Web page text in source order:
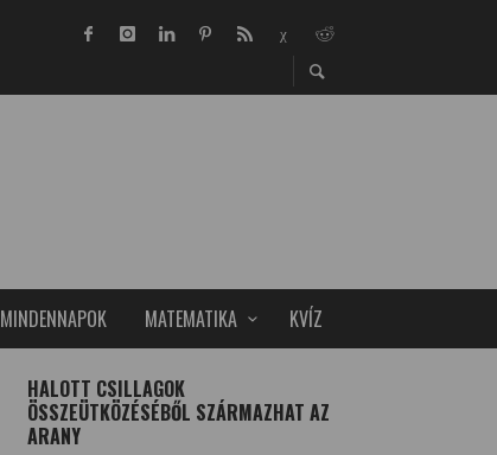
MINDENNAPOK MATEMATIKA KVÍZ
HALOTT CSILLAGOK
ÖSSZEÜTKÖZÉSÉBŐL SZÁRMAZHAT AZ
ARANY